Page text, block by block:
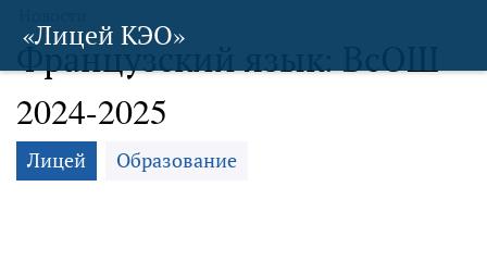
«Лицей КЭО»
Французский язык: ВсОШ
2024-2025
Лицей Образование